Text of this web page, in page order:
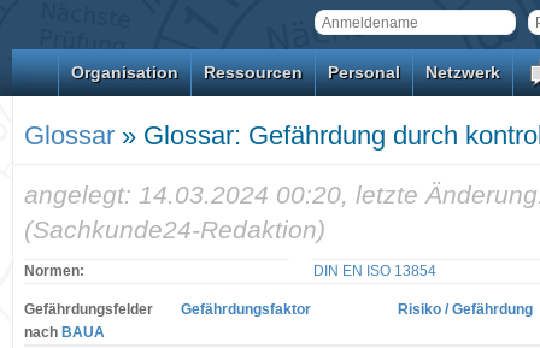
Organisation Ressourcen Personal Netzwerk
Glossar » Glossar: Gefährdung durch
angelegt: 14.03.2024 00:20, letzte
(Sachkunde24-Redaktion)
Normen: DIN EN ISO 13854
Gefährdungsfelder
nach BAUA
Gefährdungsfaktor Risiko / Gefährdung